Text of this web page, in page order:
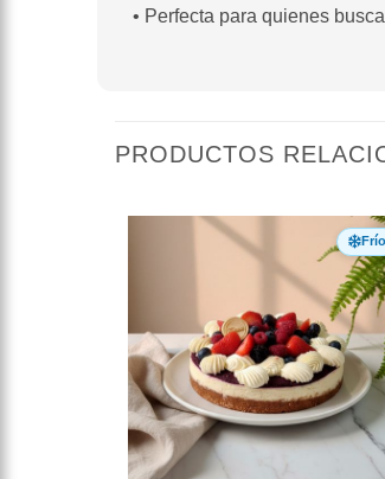
• Perfecta para quienes
PRODUCTOS
Frío